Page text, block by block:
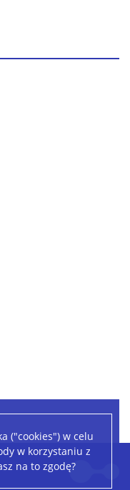
("cookies") w celu
w korzystaniu z
na to zgodę?
OpenStreetMapcontributors